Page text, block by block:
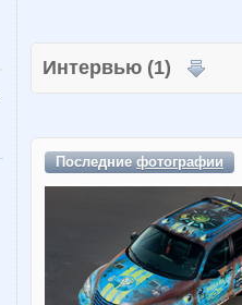
Интервью (1)
Последниефотографии